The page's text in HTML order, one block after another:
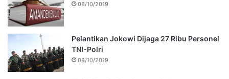
08/10/2019
Pelantikan Jokowi Dijaga 27 Ribu Personel
TNI-Polri
08/10/2019